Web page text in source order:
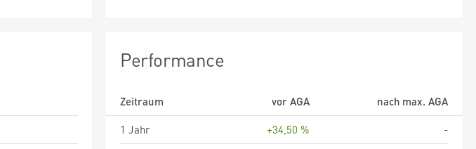
Performance
Zeitraum vor AGA
nach max. AGA
1 Jahr
+34,50 %
-